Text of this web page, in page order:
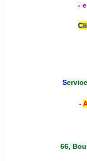
-
Service
-
66,